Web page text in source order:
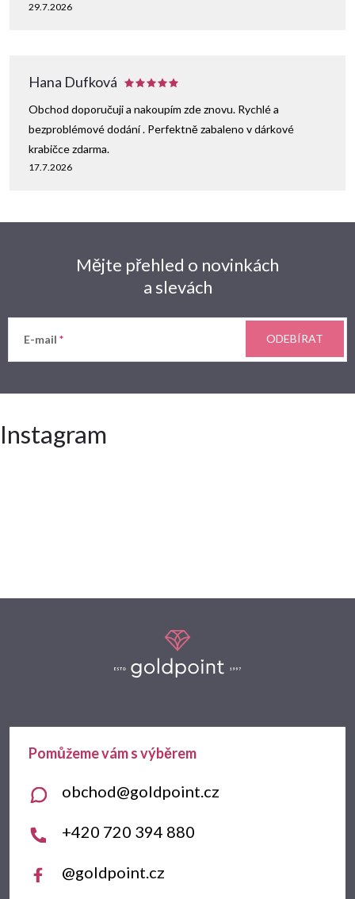
29.7.2026
Hana Dufková
17.7.2026
Obchod doporučuji a nakoupím zde znovu. Rychlé a
bezproblémové dodání . Perfektně zabaleno v dárkové
krabičce zdarma.
Mějte přehled o novinkách
a slevách
E-mail ODEBÍRAT
Instagram
a
obchod@goldpoint.cz
+420 720 394 880
@goldpoint.cz